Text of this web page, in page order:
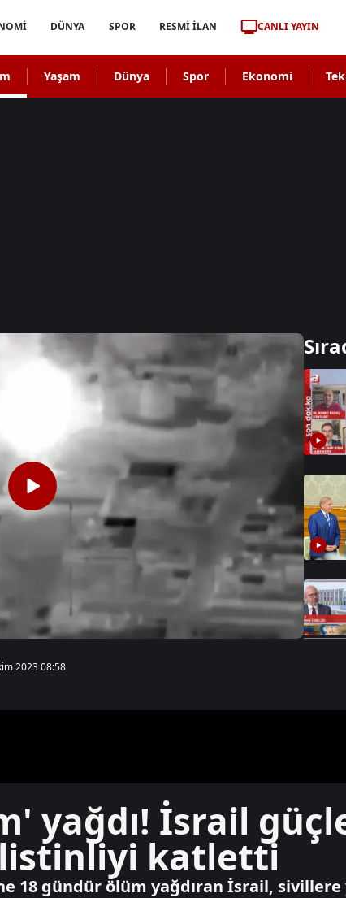
DÜNYA SPOR RESMİ İLAN CANLI YAYIN
Yaşam Dünya Spor Ekonomi
2023 08:58
yağdı! İsrail
katletti
18 gündür ölüm yağdıran İsrail, sivillere